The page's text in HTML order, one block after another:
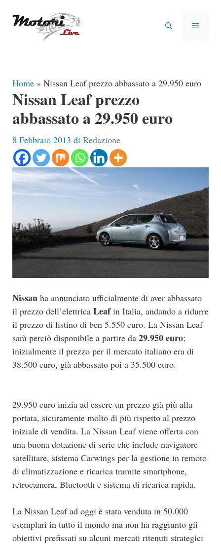
MENU
Home » Nissan Leaf prezzo abbassato a 29.950 euro
Nissan Leaf prezzo
abbassato a 29.950 euro
8 Febbraio 2013 di Redazione
Nissan ha annunciato ufficialmente di aver abbassato
il prezzo dell’elettrica Leafin Italia, andando a ridurre
il prezzo di listino di ben 5.550 euro. La Nissan Leaf
sarà perciò disponibile a partire da 29.950 euro;
inizialmente il prezzo per il mercato italiano era di
38.500 euro, già abbassato poi a 35.500 euro.
29.950 euro inizia ad essere un prezzo già più alla
portata, sicuramente molto di più rispetto al prezzo
iniziale di vendita. La Nissan Leaf viene offerta con
una buona dotazione di serie che include navigatore
satellitare, sistema Carwings per la gestione in remoto
di climatizzazione e ricarica tramite smartphone,
retrocamera, Bluetooth e sistema di ricarica rapida.
La Nissan Leaf ad oggi è stata venduta in 50.000
esemplari in tutto il mondo ma non ha raggiunto gli
obiettivi prefissati su alcuni mercati ritenuti strategici